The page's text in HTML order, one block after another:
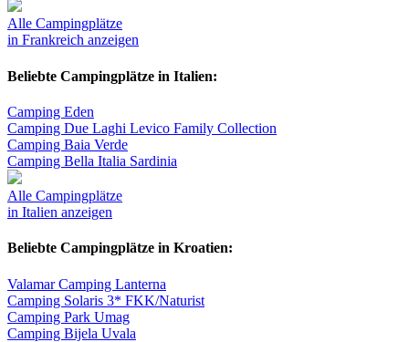
Alle Campingplätze
in Frankreich anzeigen
Beliebte Campingplätze in Italien:
Camping Eden
Camping Due Laghi Levico Family Collection
Camping Baia Verde
Camping Bella Italia Sardinia
Alle Campingplätze
in Italien anzeigen
Beliebte Campingplätze in Kroatien:
Valamar Camping Lanterna
Camping Solaris 3* FKK/Naturist
Camping Park Umag
Camping Bijela Uvala